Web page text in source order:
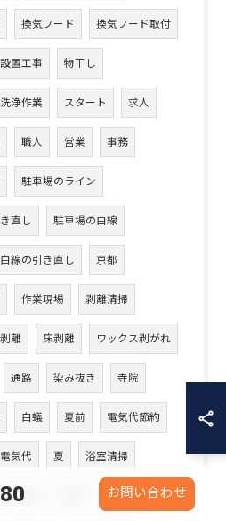
換気フード 換気フード取付
設置工事 物干し
浄作業 スタート 求人
職人 営業 事務
駐車場のライン
直し 駐車場の白線
線の引き直し 京都
作業現場 剥離清掃
離 床剥離 ワックス剥がれ
通路 染み抜き 寺院
白蟻 夏前 電気代節約
電気代 夏 浴室清掃
ぬめり 元に戻す
お問い合わせ